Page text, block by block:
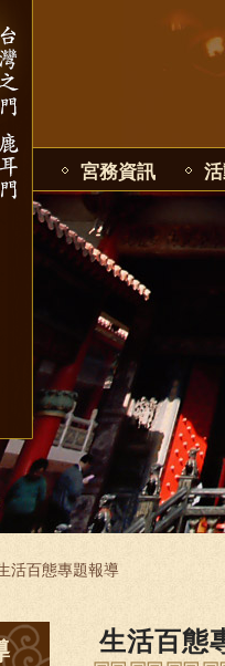
宮務資訊
活百態專題報導
生活百態